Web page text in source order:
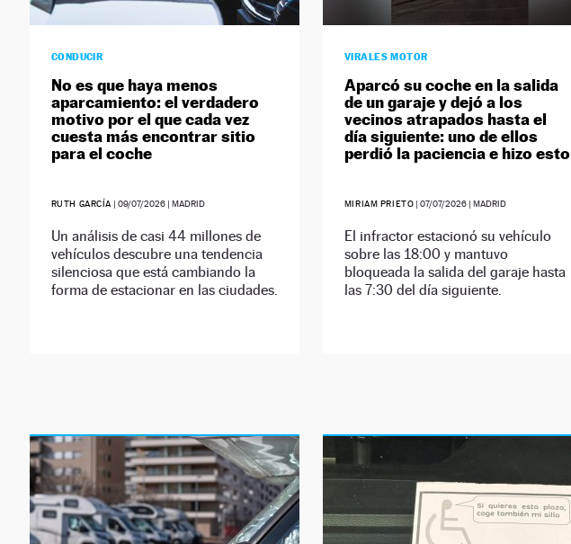
CONDUCIR
No es que haya menos
aparcamiento: el verdadero
motivo por el que cada vez
cuesta más encontrar sitio
para el coche
RUTH GARCÍA |09/07/2026 | MADRID
Un análisis de casi 44 millones de
vehículos descubre una tendencia
silenciosa que está cambiando la
forma de estacionar en las ciudades.
VIRALES MOTOR
Aparcó su coche en la salida
de un garaje y dejó a los
vecinos atrapados hasta el
día siguiente: uno de ellos
perdió la paciencia e hizo esto
MIRIAM PRIETO |07/07/2026 | MADRID
El infractor estacionó su vehículo
sobre las 18:00 y mantuvo
bloqueada la salida del garaje hasta
las 7:30 del día siguiente.